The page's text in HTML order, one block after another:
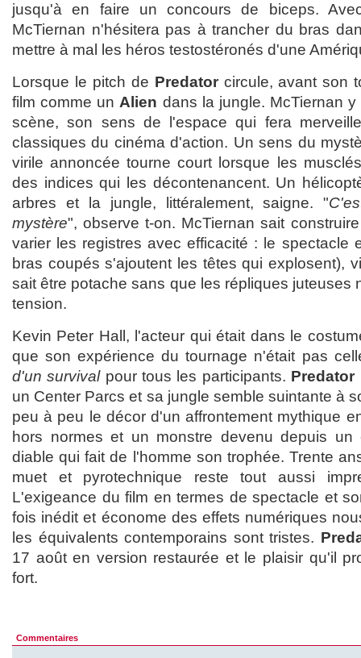
jusqu'à en faire un concours de biceps.
McTiernan n'hésitera pas à trancher du bras
mettre à mal les héros testostéronés d'une
Lorsque le pitch de Predatorcircule, avant son
film comme un Alien dans la jungle. McTiernan
scène, son sens de l'espace qui fera
classiques du cinéma d'action. Un sens du
virile annoncée tourne court lorsque les
des indices qui les décontenancent. Un
arbres et la jungle, littéralement, saigne. "
mystère", observe t-on. McTiernan sait
varier les registres avec efficacité : le spectacle
bras coupés s'ajoutent les têtes qui explosent),
sait être potache sans que les répliques juteuses
tension.
Kevin Peter Hall, l'acteur qui était dans le
que son expérience du tournage n'était pas
d'un survivalpour tous les participants. Predator
un Center Parcs et sa jungle semble suintante à
peu à peu le décor d'un affrontement mythique
hors normes et un monstre devenu depuis
diable qui fait de l'homme son trophée. Trente
muet et pyrotechnique reste tout aussi
L'exigeance du film en termes de spectacle et
fois inédit et économe des effets numériques
les équivalents contemporains sont tristes.
17 août en version restaurée et le plaisir qu'il
fort.
Commentaires